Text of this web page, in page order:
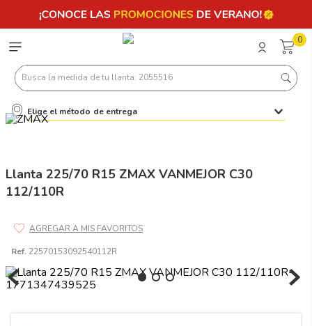
0
Busca la medida de tu llanta: 2055516
Elige el método de entrega
Llanta 225/70 R15 ZMAX VANMEJOR C30
112/110R
Ref. 22570153092540112R
Términos más buscados